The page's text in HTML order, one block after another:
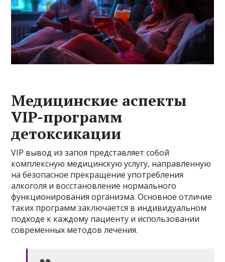
Медицинские аспекты
VIP-программ
детоксикации
VIP вывод из запоя представляет собой
комплексную медицинскую услугу, направленную
на безопасное прекращение употребления
алкоголя и восстановление нормального
функционирования организма. Основное отличие
таких программ заключается в индивидуальном
подходе к каждому пациенту и использовании
современных методов лечения.